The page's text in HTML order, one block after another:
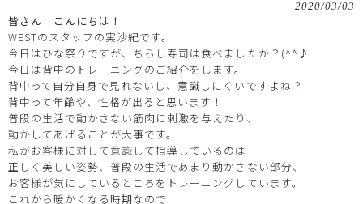
2020/03/03
皆さん こんにちは！
WESTのスタッフの実沙紀です。
今日はひな祭りですが、ちらし寿司は食べましたか？(^^♪
今日は背中のトレーニングのご紹介をします。
背中って自分自身で見れないし、意識しにくいですよね？
背中って年齢や、性格が出ると思います！
普段の生活で動かさない筋肉に刺激を与えたり、
動かしてあげることが大事です。
私がお客様に対して意識して指導しているのは
正しく美しい姿勢、普段の生活であまり動かさない部分、
お客様が気にしているところをトレーニングしています。
これから暖かくなる時期なので